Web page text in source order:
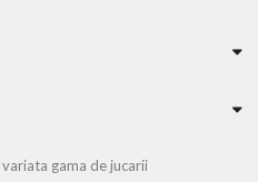
gama de jucarii